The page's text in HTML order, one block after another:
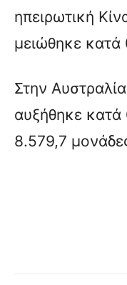
ηπειρωτική
μειώθηκε κατά
Στην
αυξήθηκε κατά
8.579,7